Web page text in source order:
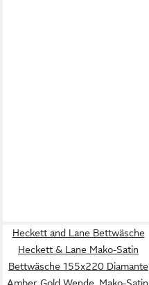
Heckett and Lane Bettwäsche
Heckett & Lane Mako-Satin
Bettwäsche 155x220 Diamante